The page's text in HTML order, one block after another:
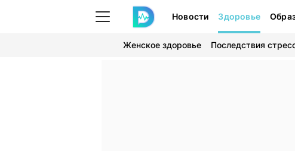
Новости Здоровье
Женское здоровье Последствия